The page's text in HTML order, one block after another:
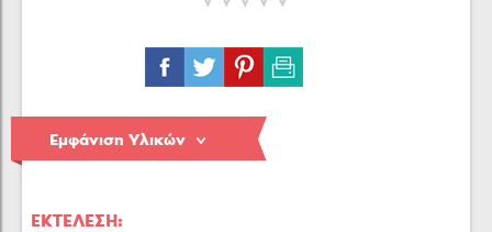
Εμφάνιση Υλικών
ΕΚΤΈΛΕΣΗ: